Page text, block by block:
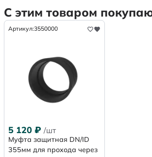
С этим товаром
Артикул:3550000
5 120 ₽ /шт
Муфта защитная DN/ID
355мм для прохода через